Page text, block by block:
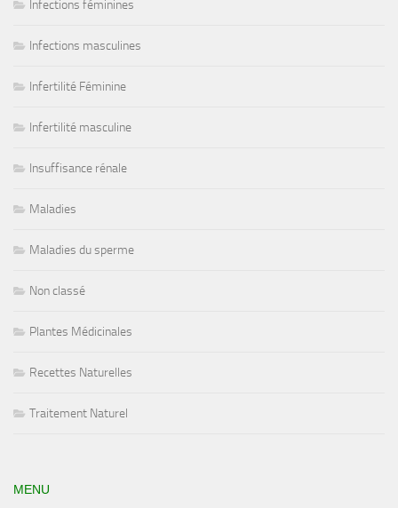
Infections féminines
Infections masculines
Infertilité Féminine
Infertilité masculine
Insuffisance rénale
Maladies
Maladies du sperme
Non classé
Plantes Médicinales
Recettes Naturelles
Traitement Naturel
MENU